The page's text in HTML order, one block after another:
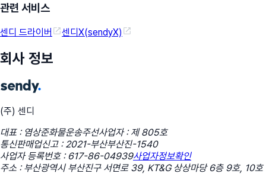
관련 서비스
센디 드라이버 센디X(sendyX)
회사 정보
(주) 센디
대표 : 염상준화물운송주선사업자 : 제 805호
통신판매업신고 : 2021-부산부산진-1540
사업자 등록번호 : 617-86-04939사업자정보확인
주소 : 부산광역시 부산진구 서면로 39, KT&G 상상마당 6층 9호, 10호